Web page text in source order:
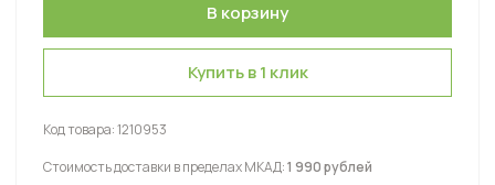
Купить в 1 клик
Код товара:1210953
Стоимость доставки в пределах МКАД:1 990 рублей